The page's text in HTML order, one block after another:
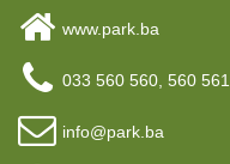
www.park.ba
033 560 560, 560 561
info@park.ba